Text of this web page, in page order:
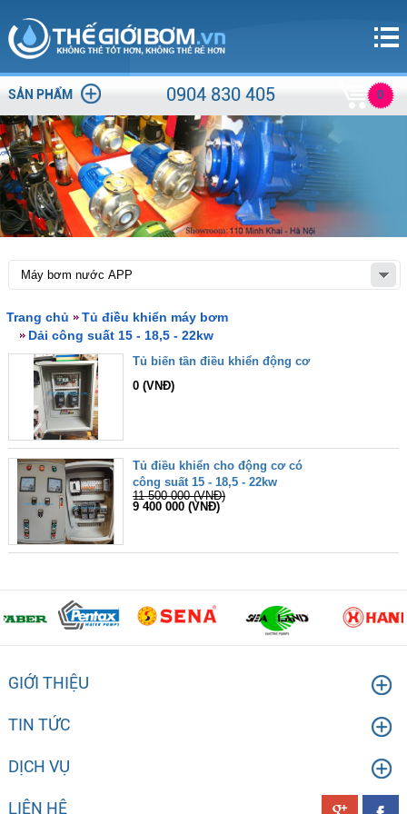
SẢN PHẨM 0904 830 405 0
Trang chủ
Tủ điều khiển máy bơm
Dải công suất 15 - 18,5 - 22kw
Tủ biến tần điều khiển động cơ
0 (VNĐ)
Tủ điều khiển cho động cơ có
công suất 15 - 18,5 - 22kw
11 500 000 (VNĐ)
9 400 000 (VNĐ)
GIỚI THIỆU
TIN TỨC
DỊCH VỤ
LIÊN HỆ